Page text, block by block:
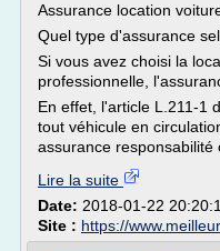
Assurance location
Quel type d'assurance
Si vous avez choisi la
professionnelle,
En effet, l'article L.211-1
tout véhicule en
assurance responsabilité
Lire la suite
Date: 2018-01-22
Site : https://